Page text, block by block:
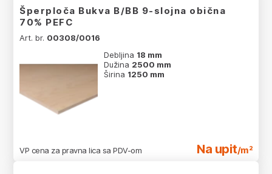
Šperploča Bukva B/BB 9-slojna obična
70% PEFC
Art. br. 00308/0016
Debljina 18 mm
Dužina 2500 mm
Širina 1250 mm
VP cena za pravna lica sa PDV-om Na upit/m²